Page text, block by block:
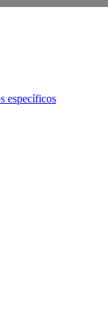
específicos